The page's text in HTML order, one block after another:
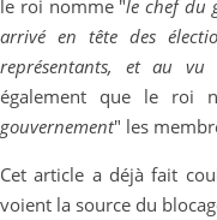
le roi nomme "le chef du
arrivé en tête des
représentants, et au vu
également que le roi
gouvernement" les
Cet article a déjà fait
voient la source du